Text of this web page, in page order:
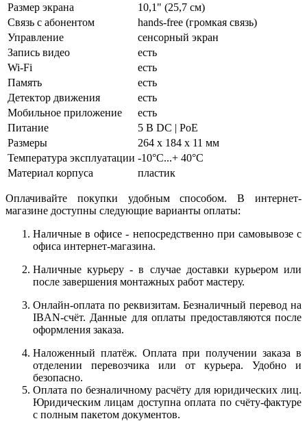
Размер экрана
10,1" (25,7 см)
Связь с абонентом
hands-free (громкая связь)
Управление
сенсорный экран
Запись видео
есть
Wi-Fi
есть
Память
есть
Детектор движения
есть
Мобильное приложение
есть
Питание
5 В DC | PoE
Размеры
264 x 184 x 11 мм
Температура эксплуатации -10°C...+ 40°C
Материал корпуса
пластик
Оплачивайте покупки удобным способом. В интернет-
магазине доступны следующие варианты оплаты:
Наличные в офисе - непосредственно при самовывозе с
офиса интернет-магазина.
Наличные курьеру - в случае доставки курьером или
после завершения монтажных работ мастеру.
Онлайн-оплата по реквизитам. Безналичный перевод на
IBAN-счёт. Данные для оплаты предоставляются после
оформления заказа.
Наложенный платёж. Оплата при получении заказа в
отделении перевозчика или от курьера. Удобно и
безопасно.
Оплата по безналичному расчёту для юридических лиц.
Юридическим лицам доступна оплата по счёту-фактуре
с полным пакетом документов.